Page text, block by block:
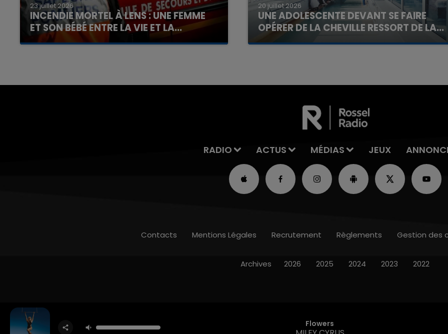
23 juillet 2026
INCENDIE MORTEL À LENS : UNE FEMME
ET SON BÉBÉ ENTRE LA VIE ET LA...
Un homme s'est immolé par le feu après avoir
20 juillet 2026
UNE ADOLESCENTE DEVANT SE FAIRE
OPÉRER DE LA CHEVILLE RESSORT DE LA...
La famille a porté plainte contre la clinique qui a
RADIO ACTUS MÉDIAS JEUX
Flowers
Contacts Mentions Légales Recrutement Règlements Gestion des
Archives 2026 2025 2024 2023 2022